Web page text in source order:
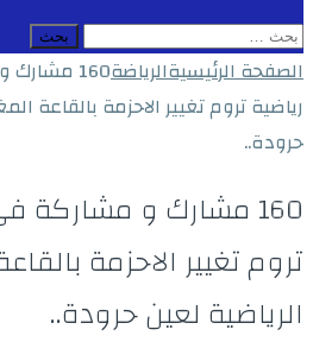
البحث
عن:
الصفحة الرئيسيةالرياضة
160
رياضية تروم تغيير الاحزمة بالقاعة
حرودة..
160 مشارك و مشاركة
تروم تغيير الاحزمة
الرياضية لعين حرودة..